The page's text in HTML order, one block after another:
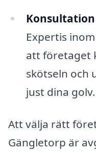
Expertis
att företaget
skötseln och
just dina golv.
Att välja rätt
Gängletorp är